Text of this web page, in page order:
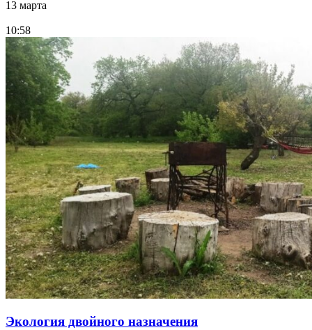
13 марта
10:58
Экология двойного назначения